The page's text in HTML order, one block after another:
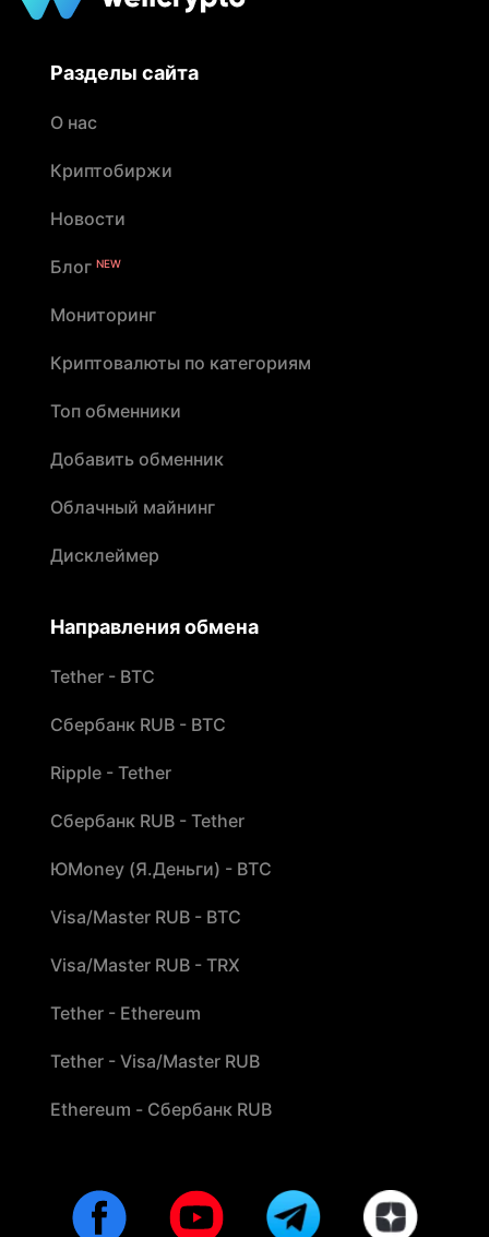
Разделы сайта
О нас
Криптобиржи
Новости
Блог NEW
Мониторинг
Криптовалюты по категориям
Топ обменники
Добавить обменник
Облачный майнинг
Дисклеймер
Направления обмена
Tether - BTC
Сбербанк RUB - BTC
Ripple - Tether
Сбербанк RUB - Tether
ЮMoney (Я.Деньги) - BTC
Visa/Master RUB - BTC
Visa/Master RUB - TRX
Tether - Ethereum
Tether - Visa/Master RUB
Ethereum - Сбербанк RUB